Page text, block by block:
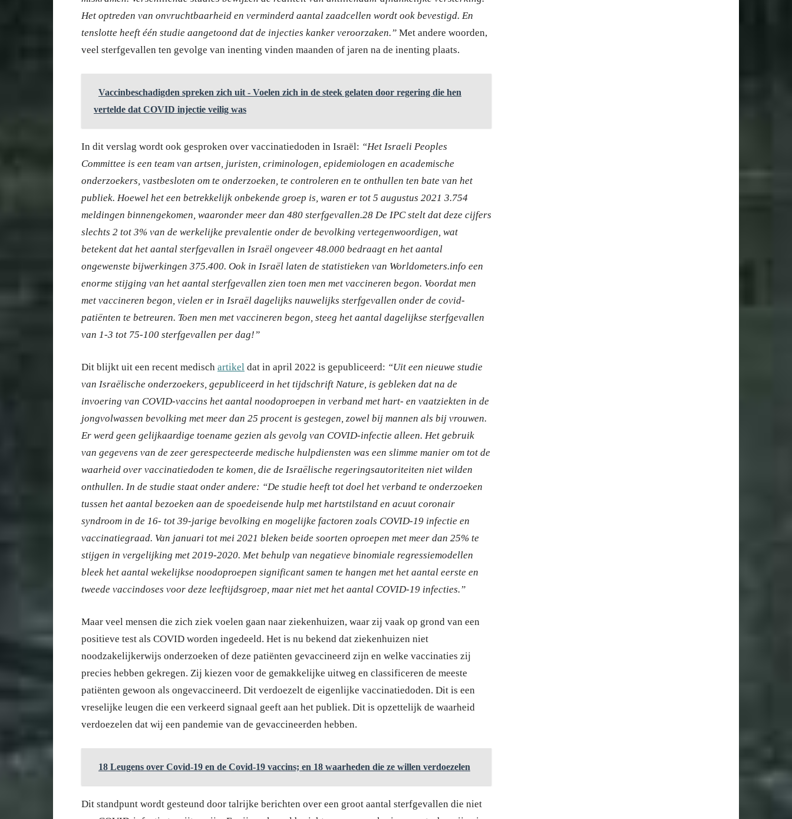
Het optreden van onvruchtbaarheid en verminderd aantal zaadcellen wordt ook bevestigd. En
tenslotte heeft één studie aangetoond dat de injecties kanker veroorzaken.” Met andere woorden,
veel sterfgevallen ten gevolge van inenting vinden maanden of jaren na de inenting plaats.
Vaccinbeschadigden spreken zich uit - Voelen zich in de steek gelaten door regering die hen
vertelde dat COVID injectie veilig was
In dit verslag wordt ook gesproken over vaccinatiedoden in Israël: “Het Israeli Peoples
Committee is een team van artsen, juristen, criminologen, epidemiologen en academische
onderzoekers, vastbesloten om te onderzoeken, te controleren en te onthullen ten bate van het
publiek. Hoewel het een betrekkelijk onbekende groep is, waren er tot 5 augustus 2021 3.754
meldingen binnengekomen, waaronder meer dan 480 sterfgevallen.28 De IPC stelt dat deze cijfers
slechts 2 tot 3% van de werkelijke prevalentie onder de bevolking vertegenwoordigen, wat
betekent dat het aantal sterfgevallen in Israël ongeveer 48.000 bedraagt en het aantal
ongewenste bijwerkingen 375.400. Ook in Israël laten de statistieken van Worldometers.info een
enorme stijging van het aantal sterfgevallen zien toen men met vaccineren begon. Voordat men
met vaccineren begon, vielen er in Israël dagelijks nauwelijks sterfgevallen onder de covid-
patiënten te betreuren. Toen men met vaccineren begon, steeg het aantal dagelijkse sterfgevallen
van 1-3 tot 75-100 sterfgevallen per dag!”
Dit blijkt uit een recent medisch artikel dat in april 2022 is gepubliceerd: “Uit een nieuwe studie
van Israëlische onderzoekers, gepubliceerd in het tijdschrift Nature, is gebleken dat na de
invoering van COVID-vaccins het aantal noodoproepen in verband met hart- en vaatziekten in de
jongvolwassen bevolking met meer dan 25 procent is gestegen, zowel bij mannen als bij vrouwen.
Er werd geen gelijkaardige toename gezien als gevolg van COVID-infectie alleen. Het gebruik
van gegevens van de zeer gerespecteerde medische hulpdiensten was een slimme manier om tot de
waarheid over vaccinatiedoden te komen, die de Israëlische regeringsautoriteiten niet wilden
onthullen. In de studie staat onder andere: “De studie heeft tot doel het verband te onderzoeken
tussen het aantal bezoeken aan de spoedeisende hulp met hartstilstand en acuut coronair
syndroom in de 16- tot 39-jarige bevolking en mogelijke factoren zoals COVID-19 infectie en
vaccinatiegraad. Van januari tot mei 2021 bleken beide soorten oproepen met meer dan 25% te
stijgen in vergelijking met 2019-2020. Met behulp van negatieve binomiale regressiemodellen
bleek het aantal wekelijkse noodoproepen significant samen te hangen met het aantal eerste en
tweede vaccindoses voor deze leeftijdsgroep, maar niet met het aantal COVID-19 infecties.”
Maar veel mensen die zich ziek voelen gaan naar ziekenhuizen, waar zij vaak op grond van een
positieve test als COVID worden ingedeeld. Het is nu bekend dat ziekenhuizen niet
noodzakelijkerwijs onderzoeken of deze patiënten gevaccineerd zijn en welke vaccinaties zij
precies hebben gekregen. Zij kiezen voor de gemakkelijke uitweg en classificeren de meeste
patiënten gewoon als ongevaccineerd. Dit verdoezelt de eigenlijke vaccinatiedoden. Dit is een
vreselijke leugen die een verkeerd signaal geeft aan het publiek. Dit is opzettelijk de waarheid
verdoezelen dat wij een pandemie van de gevaccineerden hebben.
18 Leugens over Covid-19 en de Covid-19 vaccins; en 18 waarheden die ze willen verdoezelen
Dit standpunt wordt gesteund door talrijke berichten over een groot aantal sterfgevallen die niet